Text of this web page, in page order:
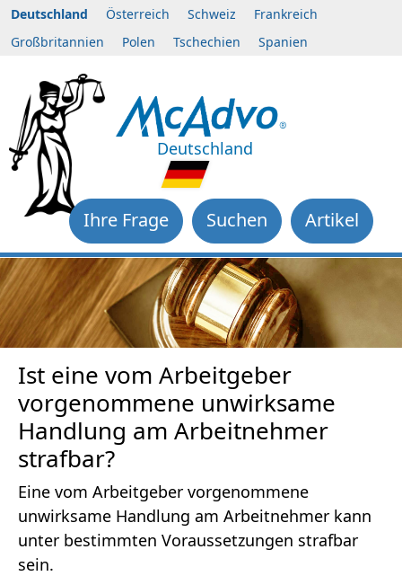
Deutschland Österreich Schweiz
Frankreich
Großbritannien
Polen Tschechien Spanien
Deutschland
Artikel
Suchen
Ihre Frage
Ist eine vom Arbeitgeber
vorgenommene unwirksame
Handlung am Arbeitnehmer
strafbar?
Eine vom Arbeitgeber vorgenommene
unwirksame Handlung am Arbeitnehmer kann
unter bestimmten Voraussetzungen strafbar
sein.